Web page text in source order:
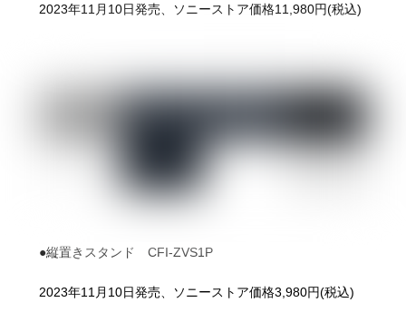
2023年11月10日発売、ソニーストア価格11,980円(税込)
●縦置きスタンド CFI-ZVS1P
2023年11月10日発売、ソニーストア価格3,980円(税込)